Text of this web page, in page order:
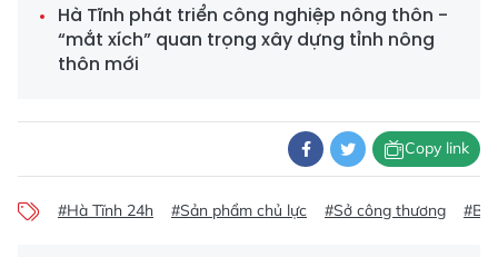
Hà Tĩnh phát triển công nghiệp nông thôn -
“mắt xích” quan trọng xây dựng tỉnh nông
thôn mới
Copy link
#Hà Tĩnh 24h #Sản phẩm chủ lực #Sở công thương